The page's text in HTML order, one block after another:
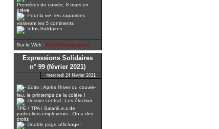
Premières de corvée, 8 mars en
grève
Pour la vie. les zapatistes
visiteront les 5 continents
Infos Solidaires
Sur le Web : En téléchargement
Expressions Solidaires
n° 99 (février 2021)
mercredi 24 février 2021
Edito : Après l’hiver du couvre-
feu, le printemps de la colère !
Dossier central : Les élection
TPE / TPA / Salarié.e.s de
particuliers employeurs - On a des
droits
Double page affichage :